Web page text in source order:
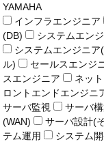
YAMAHA
インフラエンジニア
(DB)
システムエン
システムエンジニア
ル)
セールスエンジ
スエンジニア
ネッ
ロントエンドエンジニ
サーバ監視
サーバ
(WAN)
サーバ設計(
テム運用
システム